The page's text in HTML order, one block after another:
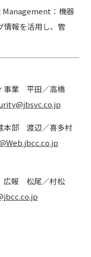
：機器
情報を活用し、管
事業 平田／高橋
本部 渡辺／喜多村
広報 松尾／村松